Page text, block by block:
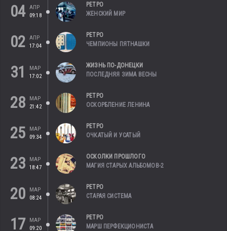
04 АПР
09:18
РЕТРО
ЖЕНСКИЙ МИР
02
АПР
17:04
РЕТРО
ЧЕМПИОНЫ ПЯТНАШКИ
31
МАР
17:02
ЖИЗНЬ ПО-ДОНЕЦКИ
ПОСЛЕДНЯЯ ЗИМА ВЕСНЫ
28
МАР
21:42
РЕТРО
ОСКОРБЛЕНИЕ ЛЕНИНА
25
МАР
09:34
РЕТРО
ОЧКАТЫЙ И УСАТЫЙ
23
МАР
18:47
ОСКОЛКИ ПРОШЛОГО
МАГИЯ СТАРЫХ АЛЬБОМОВ-2
20
МАР
08:24
РЕТРО
СТАРАЯ СИСТЕМА
17
МАР
09:20
РЕТРО
МАРШ ПЕРФЕКЦИОНИСТА